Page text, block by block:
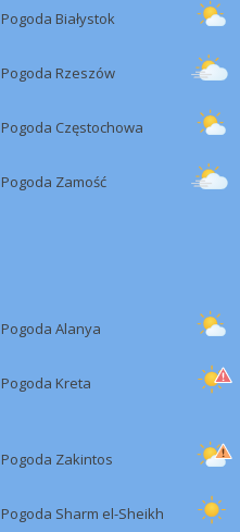
Pogoda Białystok
Pogoda Rzeszów
Pogoda Częstochowa
Pogoda Zamość
Pogoda Alanya
Pogoda Kreta
Pogoda Zakintos
Pogoda Sharm el-Sheikh